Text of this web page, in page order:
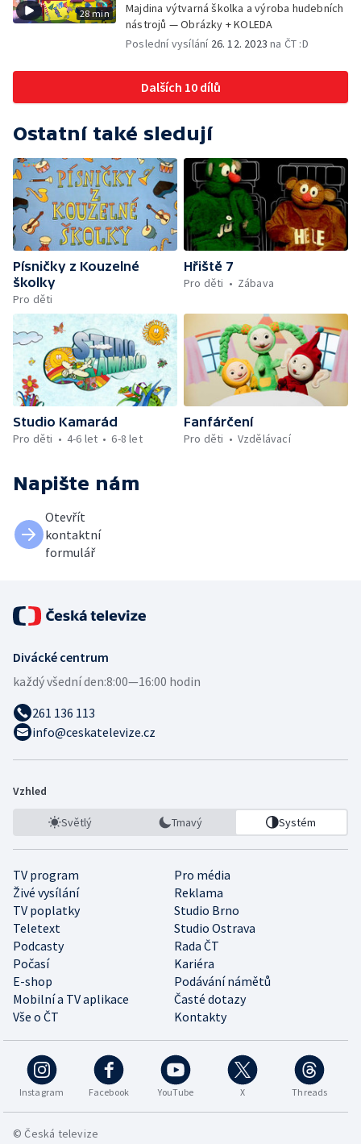
28 min
Majdina výtvarná školka a výroba hudebních
nástrojů — Obrázky + KOLEDA
Poslední vysílání 26. 12. 2023 na ČT :D
Dalších 10 dílů
Ostatní také sledují
Písničky z Kouzelné
školky
Pro děti
Hřiště 7
Pro děti
Zábava
Studio Kamarád
Pro děti
4-6 let 6-8 let
Fanfárčení
Pro děti
Vzdělávací
Napište nám
Otevřít
kontaktní
formulář
Divácké centrum
každý všední den:8:00—16:00 hodin
261 136 113
info@ceskatelevize.cz
Vzhled
Světlý Tmavý Systém
TV program
Pro média
Živé vysílání
Reklama
TV poplatky
Studio Brno
Teletext
Studio Ostrava
Podcasty
Rada ČT
Počasí
Kariéra
E-shop
Podávání námětů
Mobilní a TV aplikace
Časté dotazy
Vše o ČT
Kontakty
Instagram Facebook YouTube X Threads
© Česká televize